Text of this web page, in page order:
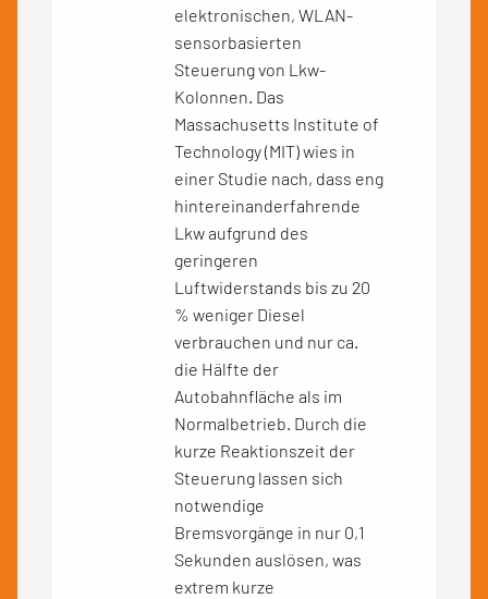
elektronischen, WLAN-
sensorbasierten
Steuerung von Lkw-
Kolonnen. Das
Massachusetts Institute of
Technology (MIT) wies in
einer Studie nach, dass eng
hintereinanderfahrende
Lkw aufgrund des
geringeren
Luftwiderstands bis zu 20
% weniger Diesel
verbrauchen und nur ca.
die Hälfte der
Autobahnfläche als im
Normalbetrieb. Durch die
kurze Reaktionszeit der
Steuerung lassen sich
notwendige
Bremsvorgänge in nur 0,1
Sekunden auslösen, was
extrem kurze